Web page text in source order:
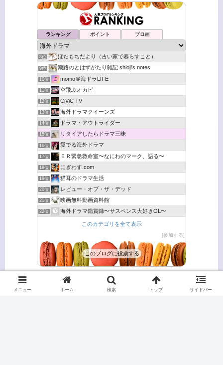
ランキング ポイント ブロ画
8位 ぼたもちだより（古い家で暮らすこと）
9位 潮路のとはずがたり雑記 shioji's notes
10位 momo＠海ドラLIFE
11位 空飛ぶオカピ
12位 CiViC TV
13位 海外ドラマクイーンズ
14位 ドラマ・アウトライダー
15位 リタイアしたらドラマ三昧
16位 愛でる海外ドラマ
17位 ＥＲ緊急救命室〜なにわのマーク、語る〜
18位 にぎわす.com
19位 猫耳のドラマ生活
20位 レビュー・オブ・ザ・デッド
21位 映画無料動画資料館
22位 海外ドラマ鑑賞録〜サスペンス大好きOL〜
このカテゴリを全て表示
参加する
このブログに投票する
メニュー ホーム 検索 トップ サイドバー